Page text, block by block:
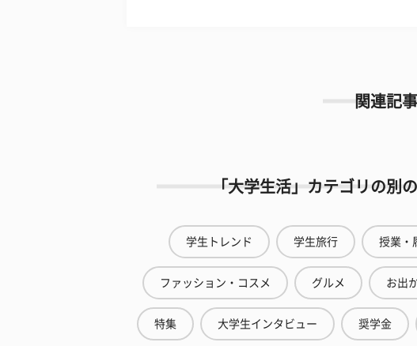
関連記事
「大学生活」カテゴリの別
学生トレンド 学生旅行 授業・
ファッション・コスメ グルメ お出
特集 大学生インタビュー 奨学金